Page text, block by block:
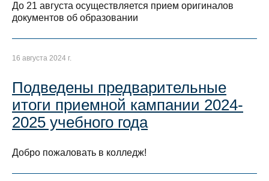
До 21 августа осуществляется прием оригиналов
документов об образовании
16 августа 2024 г.
Подведены предварительные
итоги приемной кампании 2024-
2025 учебного года
Добро пожаловать в колледж!